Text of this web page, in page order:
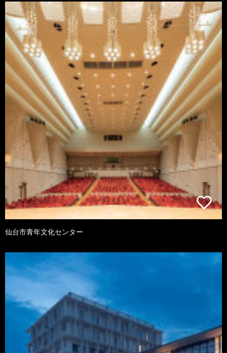
仙台市青年文化センター